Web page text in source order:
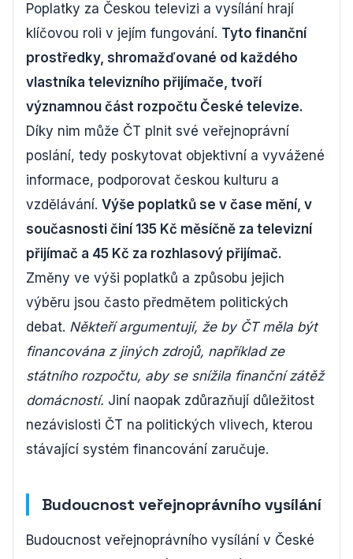
Poplatky za Českou televizi a vysílání hrají
klíčovou roli v jejím fungování. Tyto finanční
prostředky, shromažďované od každého
vlastníka televizního přijímače, tvoří
významnou část rozpočtu České televize.
Díky nim může ČT plnit své veřejnoprávní
poslání, tedy poskytovat objektivní a vyvážené
informace, podporovat českou kulturu a
vzdělávání. Výše poplatků se v čase mění, v
současnosti činí 135 Kč měsíčně za televizní
přijímač a 45 Kč za rozhlasový přijímač.
Změny ve výši poplatků a způsobu jejich
výběru jsou často předmětem politických
debat. Někteří argumentují, že by ČT měla být
financována z jiných zdrojů, například ze
státního rozpočtu, aby se snížila finanční zátěž
domácností. Jiní naopak zdůrazňují důležitost
nezávislosti ČT na politických vlivech, kterou
stávající systém financování zaručuje.
Budoucnost veřejnoprávního vysílání
Budoucnost veřejnoprávního vysílání v České